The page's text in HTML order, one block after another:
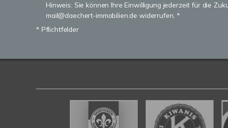
Hinweis: Sie können Ihre Einwilligung jederzeit für die
mail@daechert-immobilien.de widerrufen. *
* Pflichtfelder